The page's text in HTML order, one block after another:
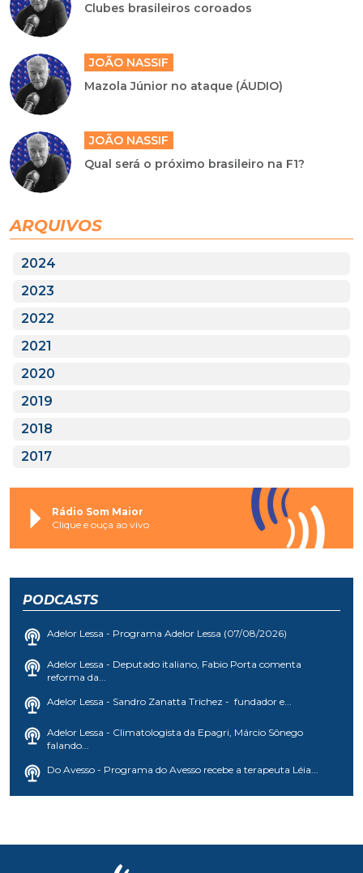
Clubes brasileiros coroados
JOÃO NASSIF
Mazola Júnior no ataque (ÁUDIO)
JOÃO NASSIF
Qual será o próximo brasileiro na F1?
ARQUIVOS
2024
2023
2022
2021
2020
2019
2018
2017
Rádio Som Maior
Clique e ouça ao vivo
PODCASTS
Adelor Lessa - Programa Adelor Lessa (07/08/2026)
Adelor Lessa - Deputado italiano, Fabio Porta comenta
reforma da...
Adelor Lessa - Sandro Zanatta Trichez - fundador e...
Adelor Lessa - Climatologista da Epagri, Márcio Sônego
falando...
Do Avesso - Programa do Avesso recebe a terapeuta Léia...